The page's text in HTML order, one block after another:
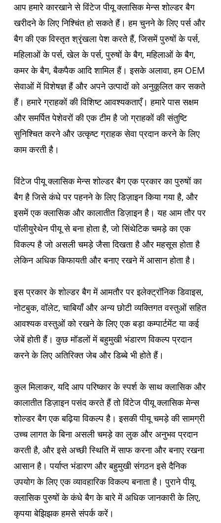
आप हमारे कारखाने से विंटेज पीयू क्लासिक मेन्स शोल्डर बैग
खरीदने के लिए निश्चिंत हो सकते हैं। हम चुनने के लिए पर्स और
बैग की एक विस्तृत श्रृंखला पेश करते हैं, जिसमें पुरुषों के पर्स,
महिलाओं के पर्स, खेल के पर्स, पुरुषों के बैग, महिलाओं के बैग,
कमर के बैग, बैकपैक आदि शामिल हैं। इसके अलावा, हम OEM
सेवाओं में विशेषज्ञ हैं और अपने उत्पादों को अनुकूलित कर सकते
हैं। हमारे ग्राहकों की विशिष्ट आवश्यकताएँ। हमारे पास सक्षम
और समर्पित पेशेवरों की एक टीम है जो ग्राहकों की संतुष्टि
सुनिश्चित करने और उत्कृष्ट ग्राहक सेवा प्रदान करने के लिए
काम करती है।
विंटेज पीयू क्लासिक मेन्स शोल्डर बैग एक प्रकार का पुरुषों का
बैग है जिसे कंधे पर पहनने के लिए डिज़ाइन किया गया है, और
इसमें एक क्लासिक और कालातीत डिज़ाइन है। यह आम तौर पर
पॉलीयुरेथेन पीयू से बना होता है, जो सिंथेटिक चमड़े का एक
विकल्प है जो असली चमड़े जैसा दिखता है और महसूस होता है
लेकिन अधिक किफायती और बनाए रखने में आसान होता है।
इस प्रकार के शोल्डर बैग में आमतौर पर इलेक्ट्रॉनिक डिवाइस,
नोटबुक, वॉलेट, चाबियाँ और अन्य छोटी व्यक्तिगत वस्तुओं सहित
आवश्यक वस्तुओं को रखने के लिए एक बड़ा कम्पार्टमेंट या कई
जेबें होती हैं। कुछ मॉडलों में बहुमुखी भंडारण विकल्प प्रदान
करने के लिए अतिरिक्त जेब और डिब्बे भी होते हैं।
कुल मिलाकर, यदि आप परिष्कार के स्पर्श के साथ क्लासिक और
कालातीत डिज़ाइन पसंद करते हैं तो विंटेज पीयू क्लासिक मेन्स
शोल्डर बैग एक बढ़िया विकल्प है। इसकी पीयू चमड़े की सामग्री
उच्च लागत के बिना असली चमड़े का लुक और अनुभव प्रदान
करती है, और इसे अच्छी स्थिति में साफ करना और बनाए रखना
आसान है। पर्याप्त भंडारण और बहुमुखी संगठन इसे दैनिक
उपयोग के लिए एक व्यावहारिक विकल्प बनाता है। पुराने पीयू
क्लासिक पुरुषों के कंधे बैग के बारे में अधिक जानकारी के लिए,
कृपया बेझिझक हमसे संपर्क करें।